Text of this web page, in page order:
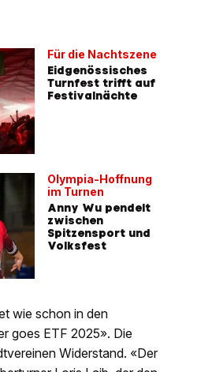
Für die Nachtszene
Eidgenössisches
Turnfest trifft auf
Festivalnächte
Olympia-Hoffnung
im Turnen
Anny Wu pendelt
zwischen
Spitzensport und
Volksfest
wie schon in den
goes ETF 2025». Die
Widerstand. «Der